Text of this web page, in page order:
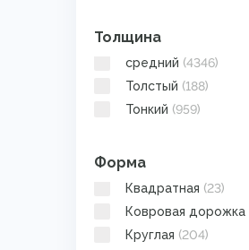
Толщина
средний (4346)
Толстый (188)
Тонкий (959)
Форма
Квадратная (23)
Ковровая дорожка
Круглая (204)